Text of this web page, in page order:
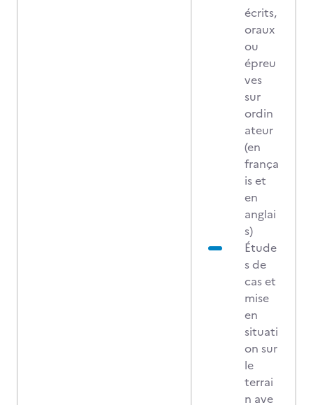
écrits,
oraux
ou
épreu
ves
sur
ordin
ateur
(en
frança
is et
en
anglai
s)
Étude
s de
cas et
mise
en
situati
on sur
le
terrai
n ave